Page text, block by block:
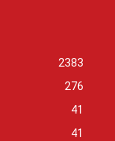
2383
276
41
41